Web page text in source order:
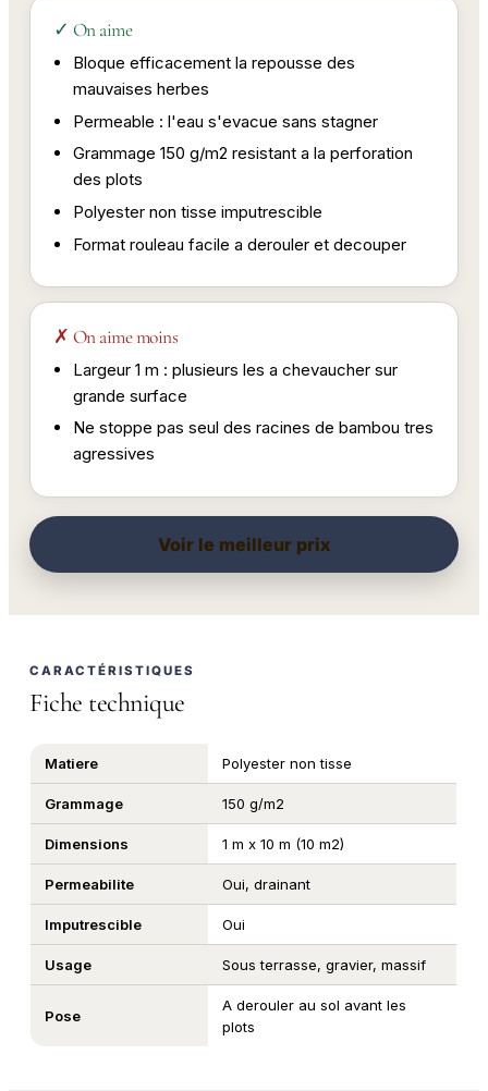
✓ On aime
Bloque efficacement la repousse des
mauvaises herbes
Permeable : l'eau s'evacue sans stagner
Grammage 150 g/m2 resistant a la perforation
des plots
Polyester non tisse imputrescible
Format rouleau facile a derouler et decouper
✗ On aime moins
Largeur 1 m : plusieurs les a chevaucher sur
grande surface
Ne stoppe pas seul des racines de bambou tres
agressives
Voir le meilleur prix
CARACTÉRISTIQUES
Fiche technique
Matiere Polyester non tisse
Grammage 150 g/m2
Dimensions 1 m x 10 m (10 m2)
Permeabilite Oui, drainant
Imputrescible Oui
Usage Sous terrasse, gravier, massif
Pose
A derouler au sol avant les
plots